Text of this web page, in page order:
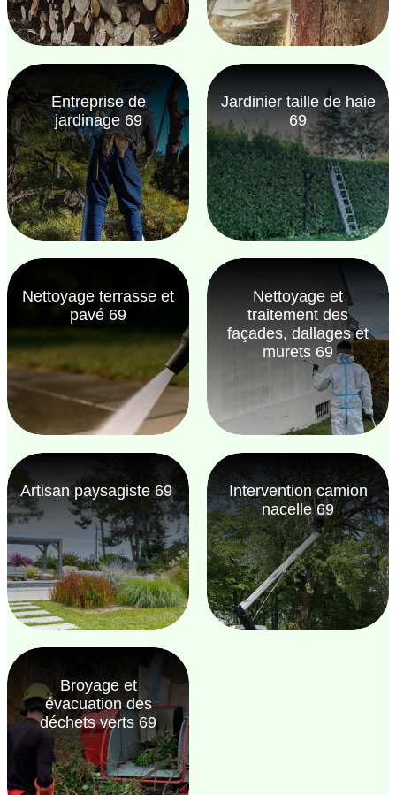
Entreprise de
jardinage 69
Jardinier taille de haie
69
Nettoyage terrasse et
pavé 69
Nettoyage et
traitement des
façades, dallages et
murets 69
Artisan paysagiste 69
Intervention camion
nacelle 69
Broyage et
évacuation des
déchets verts 69